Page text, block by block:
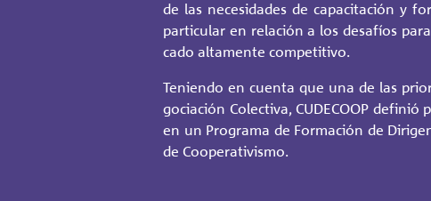
de las ne­ce­si­da­des de ca­pa­ci­ta­ción y
par­ti­cu­lar en re­la­ción a los desa­fíos
ca­do al­ta­men­te com­pe­ti­ti­vo.
Te­nien­do en cuen­ta que una de las
go­cia­ción Co­lec­ti­va, CU­DE­CO­OP
en un Pro­gra­ma de For­ma­ción de
de Coope­ra­ti­vis­mo.